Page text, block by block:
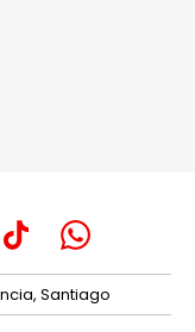
Santiago